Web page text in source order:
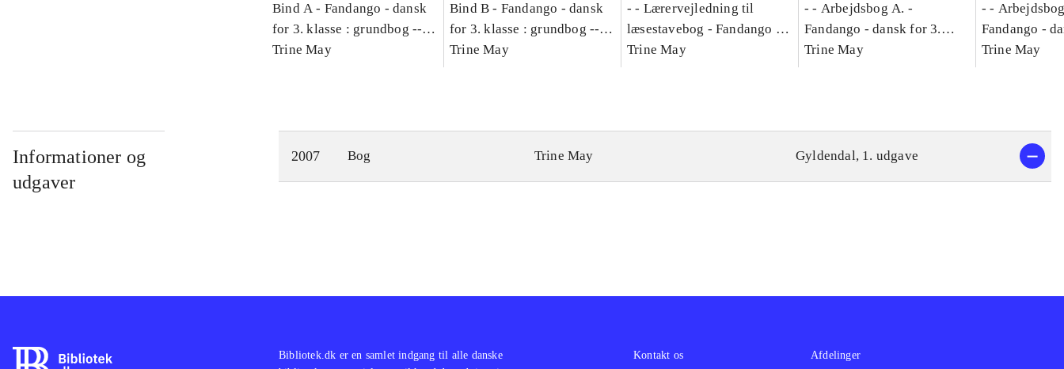
Bind A - Fandango - dansk
for 3. klasse : grundbog --
Arbejdsbog. Bind A
Trine May
Bind B - Fandango - dansk
for 3. klasse : grundbog --
Arbejdsbog. Bind B
Trine May
- - Lærervejledning til
læsestavebog - Fandango -
dansk for 3. klasse :
Trine May
- - Arbejdsbog A. -
Fandango - dansk for 3.
klasse : grundbog. - -
Trine May
- -
Fandango -
klasse :
Trine May
Informationer og
udgaver
2007 Bog Trine May Gyldendal, 1. udgave
Bibliotek.dk er en samlet indgang til alle danske
Kontakt os Afdelinger